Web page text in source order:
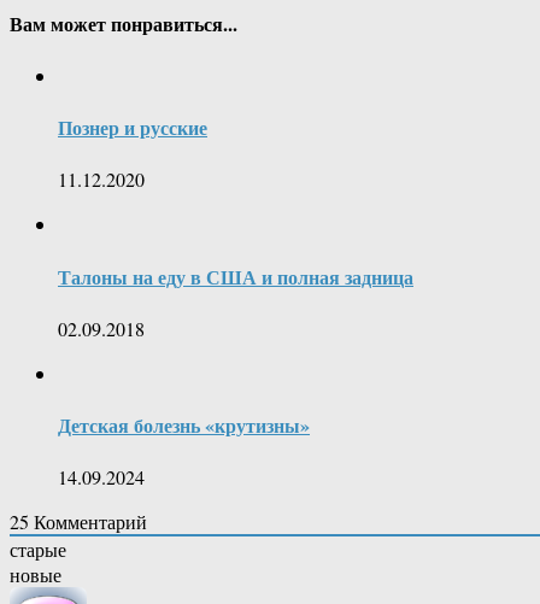
Вам может понравиться...
Познер и русские
11.12.2020
Талоны на еду в США и полная задница
02.09.2018
Детская болезнь «крутизны»
14.09.2024
25 Комментарий
старые
новые